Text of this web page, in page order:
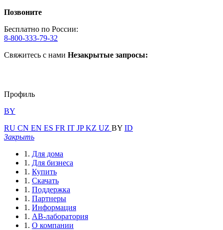
Позвоните
Бесплатно по России:
8-800-333-79-32
Свяжитесь с нами Незакрытые запросы:
Профиль
BY
RU CN EN ES FR IT JPKZ UZ BY ID
Закрыть
Для дома
Для бизнеса
Купить
Скачать
Поддержка
Партнеры
Информация
АВ-лаборатория
О компании